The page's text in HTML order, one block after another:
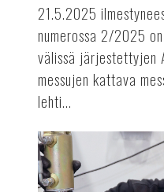
21.5.2025
numerossa 2/2025
välissä järjestettyjen
messujen kattava
lehti...
Vuoden
2025
ensimmäinen